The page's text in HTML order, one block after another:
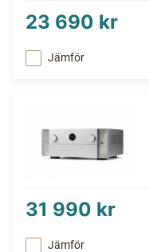
23 690 kr
Jämför
31 990 kr
Jämför